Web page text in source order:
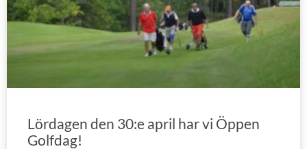
Lördagen den 30:e april har vi Öppen
Golfdag!